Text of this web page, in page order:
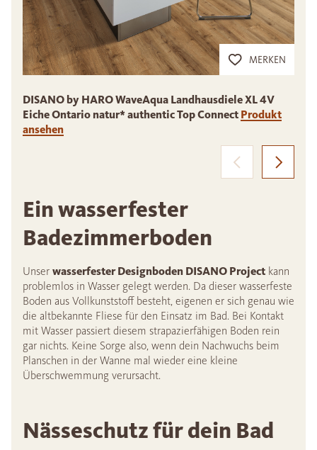
MERKEN
DISANO by HARO WaveAqua Landhausdiele XL 4V
Eiche Ontario natur* authentic Top Connect Produkt
ansehen
Ein wasserfester
Badezimmerboden
Unser wasserfester Designboden DISANO Project kann
problemlos in Wasser gelegt werden. Da dieser wasserfeste
Boden aus Vollkunststoff besteht, eigenen er sich genau wie
die altbekannte Fliese für den Einsatz im Bad. Bei Kontakt
mit Wasser passiert diesem strapazierfähigen Boden rein
gar nichts. Keine Sorge also, wenn dein Nachwuchs beim
Planschen in der Wanne mal wieder eine kleine
Überschwemmung verursacht.
Nässeschutz für dein Bad